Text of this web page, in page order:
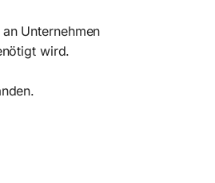
Unternehmen
wird.